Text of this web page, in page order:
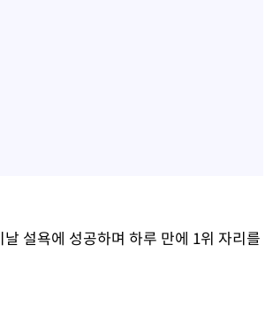
설욕에 성공하며 하루 만에 1위 자리를